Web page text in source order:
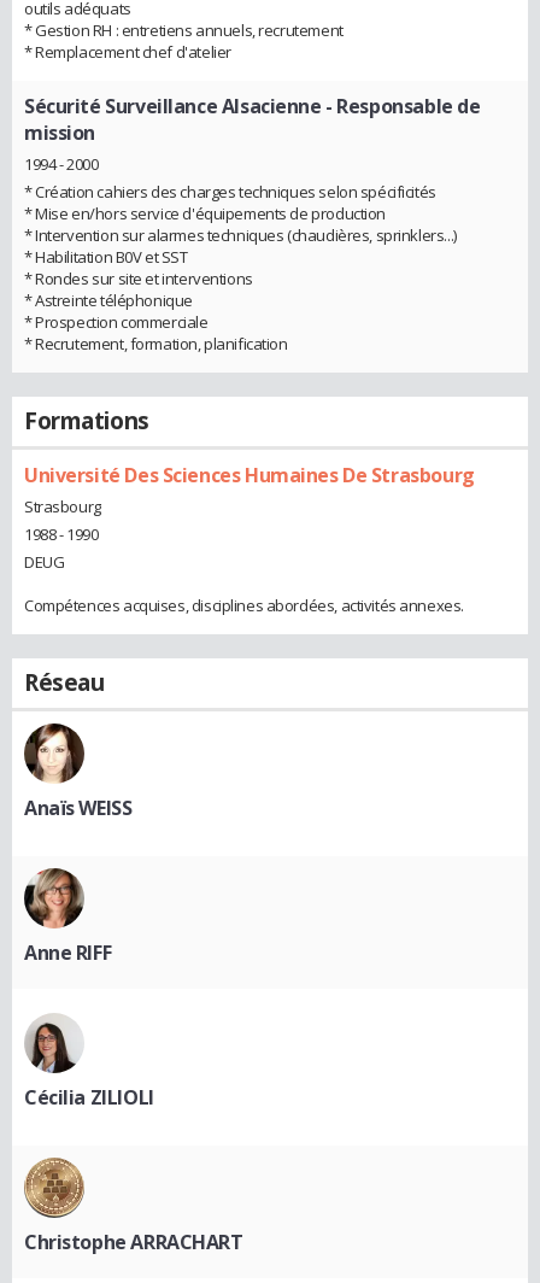
outils adéquats
* Gestion RH : entretiens annuels, recrutement
* Remplacement chef d'atelier
Sécurité Surveillance Alsacienne - Responsable de
mission
1994 - 2000
* Création cahiers des charges techniques selon spécificités
* Mise en/hors service d'équipements de production
* Intervention sur alarmes techniques (chaudières, sprinklers...)
* Habilitation B0V et SST
* Rondes sur site et interventions
* Astreinte téléphonique
* Prospection commerciale
* Recrutement, formation, planification
Formations
Université Des Sciences Humaines De Strasbourg
Strasbourg
1988 - 1990
DEUG
Compétences acquises, disciplines abordées, activités annexes.
Réseau
Anaïs WEISS
Anne RIFF
Cécilia ZILIOLI
Christophe ARRACHART